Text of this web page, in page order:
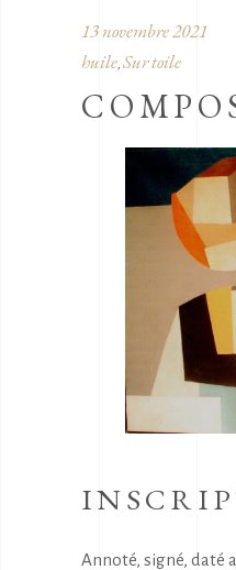
13 novembre 2021
huile, Sur toile
Annoté, signé, daté